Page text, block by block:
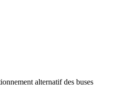
alternatif des buses